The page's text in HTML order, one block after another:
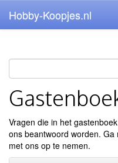
Hobby-Koopjes.nl
Vragen die in het
ons beantwoord worden. Ga
met ons op te nemen.